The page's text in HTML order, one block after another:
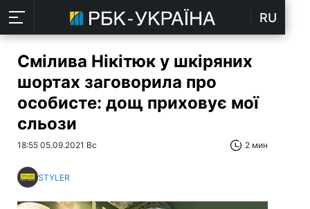
RU
Смілива Нікітюк у шкіряних
шортах заговорила про
особисте: дощ приховує мої
сльози
18:55 05.09.2021 Вс 2 мин
STYLER